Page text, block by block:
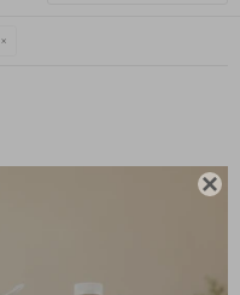
